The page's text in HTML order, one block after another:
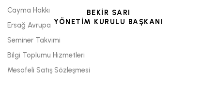
BEKİR SARI
YÖNETİM KURULU BAŞKANI
Cayma Hakkı
Ersağ Avrupa
Seminer Takvimi
Bilgi Toplumu Hizmetleri
Mesafeli Satış Sözleşmesi